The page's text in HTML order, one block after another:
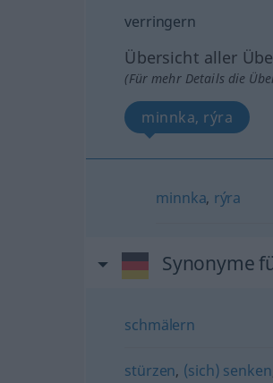
verringern
Übersicht aller
(Für mehr Details die
minnka, rýra
minnka, rýra
Synonyme
schmälern
stürzen, (sich) senken